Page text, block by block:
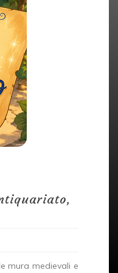
mura medievali e
Un’edizione
coraggiosi